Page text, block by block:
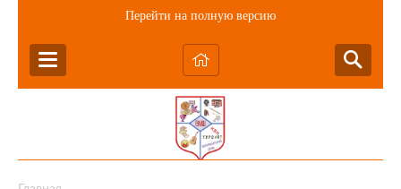
Перейти на полную версию